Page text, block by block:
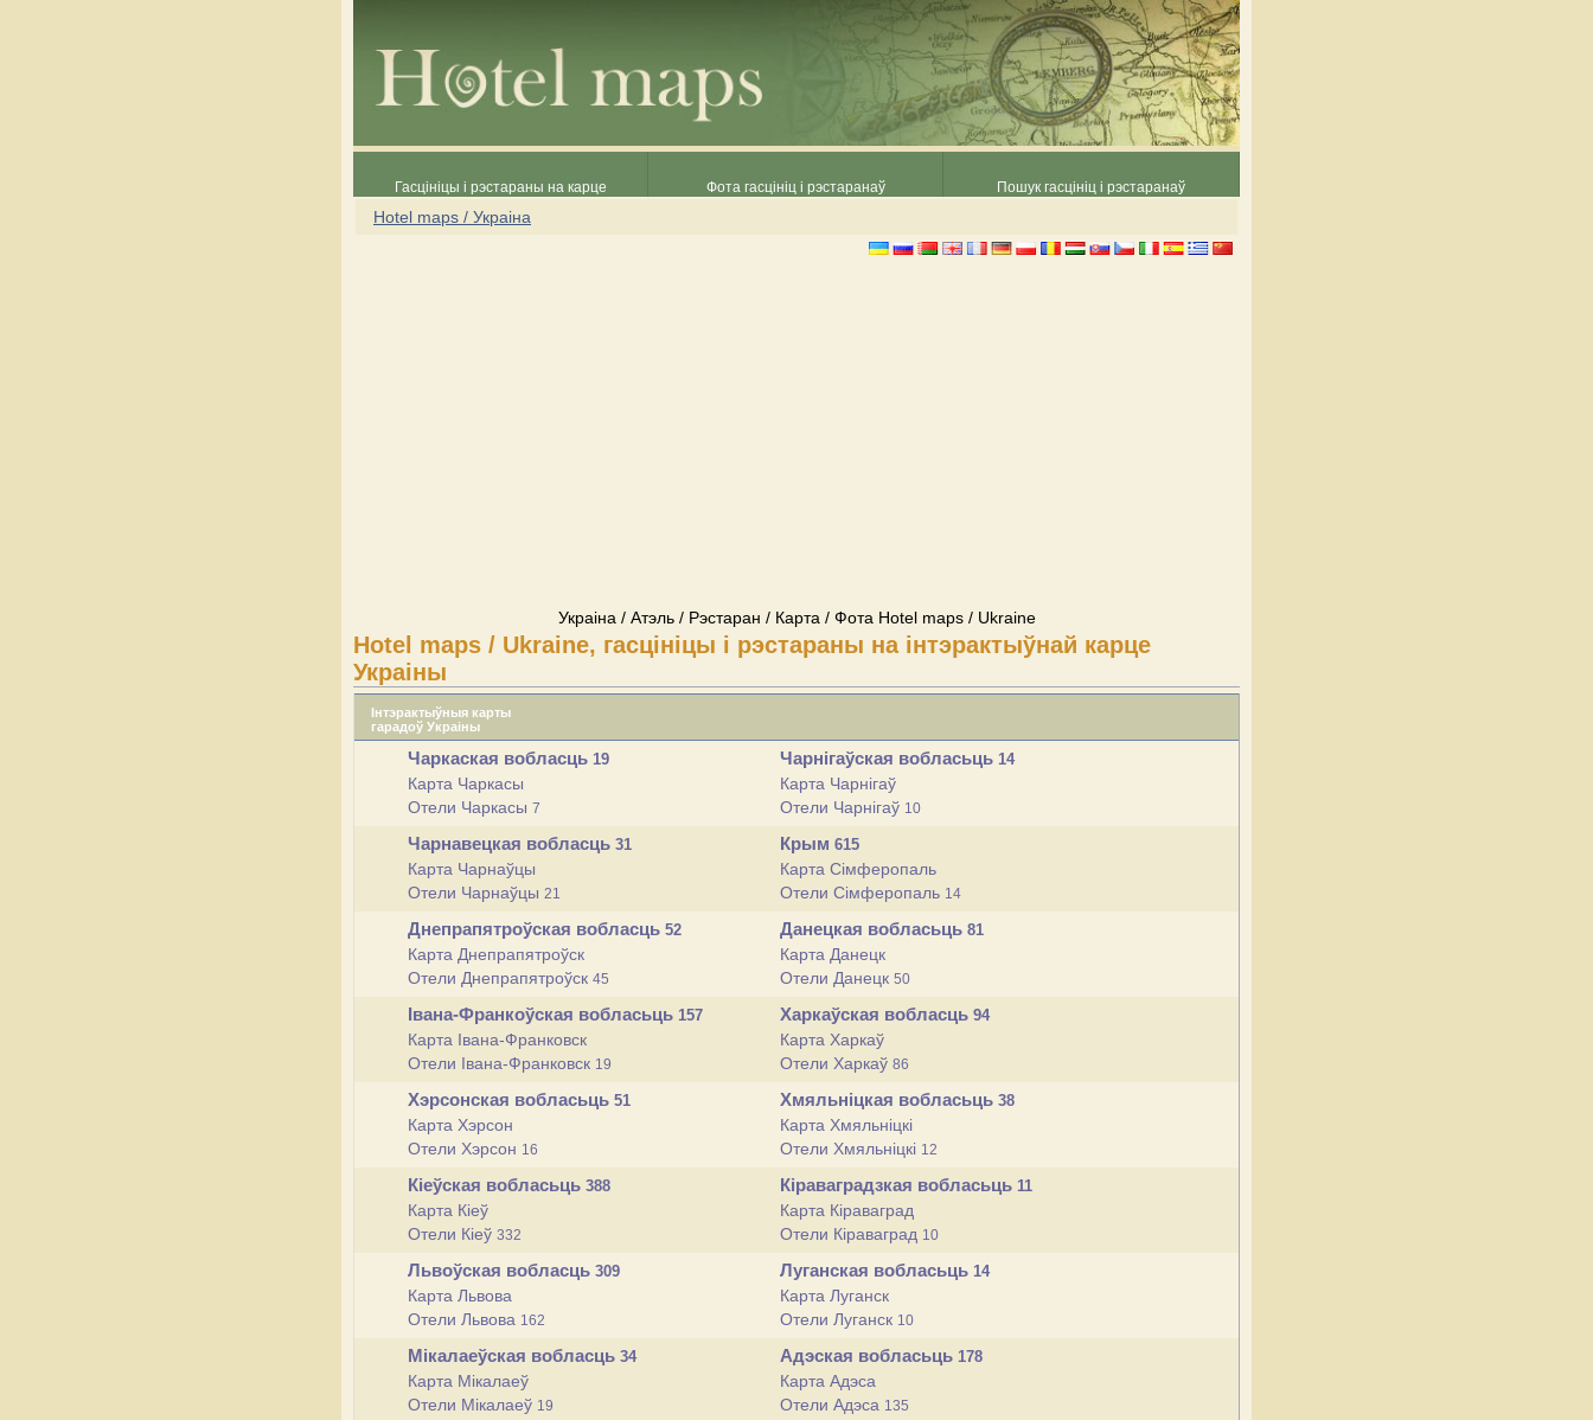
Гасцініцы і рэстараны на карце Фота гасцініц і рэстаранаў Пошук гасцініц і рэстаранаў
Hotel maps / Украіна
Украіна / Атэль / Рэстаран / Карта / Фота Hotel maps / Ukraine
Hotel maps / Ukraine, гасцініцы і рэстараны на інтэрактыўнай карце
Украіны
Інтэрактыўныя карты
гарадоў Украіны
Чаркаская вобласць 19
Карта Чаркасы
Отели Чаркасы 7
Чарнігаўская вобласьць 14
Карта Чарнігаў
Отели Чарнігаў 10
Чарнавецкая вобласць 31
Карта Чарнаўцы
Отели Чарнаўцы 21
Крым 615
Карта Сімферопаль
Отели Сімферопаль 14
Днепрапятроўская вобласць 52
Карта Днепрапятроўск
Отели Днепрапятроўск 45
Данецкая вобласьць 81
Карта Данецк
Отели Данецк 50
Івана-Франкоўская вобласьць 157
Карта Івана-Франковск
Отели Івана-Франковск 19
Харкаўская вобласць 94
Карта Харкаў
Отели Харкаў 86
Хэрсонская вобласьць 51
Карта Хэрсон
Отели Хэрсон 16
Хмяльніцкая вобласьць 38
Карта Хмяльніцкі
Отели Хмяльніцкі 12
Кіеўская вобласьць 388
Карта Кіеў
Отели Кіеў 332
Кіраваградзкая вобласьць 11
Карта Кіраваград
Отели Кіраваград 10
Львоўская вобласць 309
Карта Львова
Отели Львова 162
Луганская вобласьць 14
Карта Луганск
Отели Луганск 10
Мікалаеўская вобласць 34
Карта Мікалаеў
Отели Мікалаеў 19
Адэская вобласьць 178
Карта Адэса
Отели Адэса 135